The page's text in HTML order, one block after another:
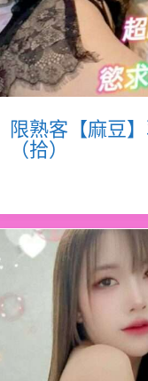
限熟客【麻豆
（拾）